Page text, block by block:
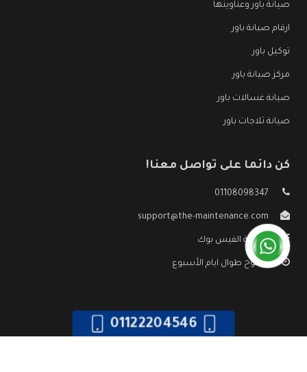
صيانة باور وعناوينها
ارقام صيانة باور
توكيل باور
مركز صيانة باور
صيانة غسالات باور
صيانة ثلاجات باور
كن دائما على تواصل معنا!
01108098347
support@the-maintenance.com
صفحة الفيس بوك
مفتوح طوال ايام الأسبوع
01122204546